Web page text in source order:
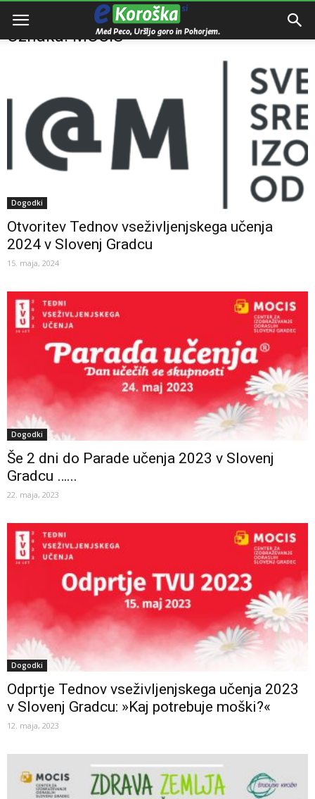
Domov MOCIS
Oznaka: MOCIS
Dogodki
Otvoritev Tednov vseživljenjskega učenja
2024 v Slovenj Gradcu
15. maja, 2024
Dogodki
Še 2 dni do Parade učenja 2023 v Slovenj
Gradcu …...
22. maja, 2023
Dogodki
Odprtje Tednov vseživljenjskega učenja 2023
v Slovenj Gradcu: »Kaj potrebuje moški?«
12. maja, 2023